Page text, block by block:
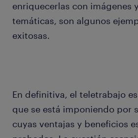
enriquecerlas con imágenes
temáticas, son algunos
exitosas.
En definitiva, el teletrabajo
que se está imponiendo por
cuyas ventajas y beneficios